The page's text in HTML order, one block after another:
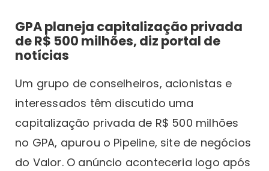
GPA planeja capitalização privada
de R$ 500 milhões, diz portal de
notícias
Um grupo de conselheiros, acionistas e
interessados têm discutido uma
capitalização privada de R$ 500 milhões
no GPA, apurou o Pipeline, site de negócios
do Valor. O anúncio aconteceria logo após